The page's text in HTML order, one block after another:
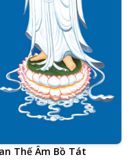
Thế Âm Bồ Tát